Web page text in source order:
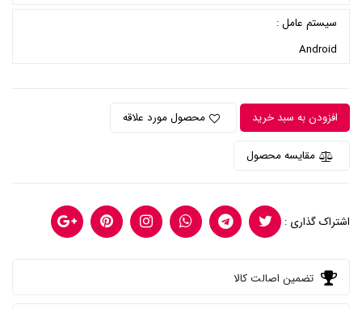
سیستم عامل :
Android
افزودن به سبد خرید محصول مورد علاقه
مقایسه محصول
اشتراک گذاری :
تضمین اصالت کالا